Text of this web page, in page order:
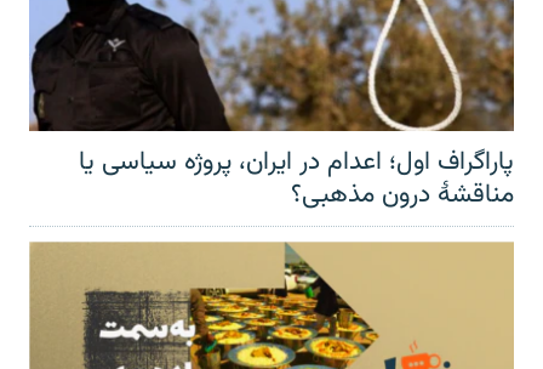
پاراگراف اول؛ اعدام در ایران، پروژه سیاسی یا
مناقشهٔ درون مذهبی؟